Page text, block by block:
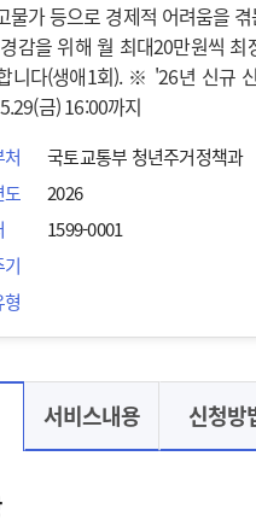
물가 등으로 경제적 어려움을
감을 위해 월 최대20만원씩 최
니다(생애1회). ※ '26년 신규
금) 16:00까지
국토교통부 청년주거정책과
2026
1599-0001
서비스내용 신청방